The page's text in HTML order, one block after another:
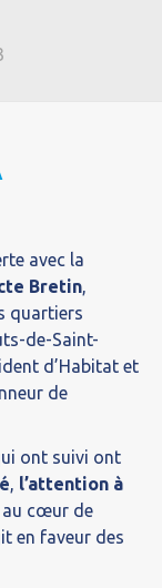
avec la
Bretin,
quartiers
de-Saint-
d’Habitat et
de
ont suivi ont
, l’attention à
au cœur de
en faveur des